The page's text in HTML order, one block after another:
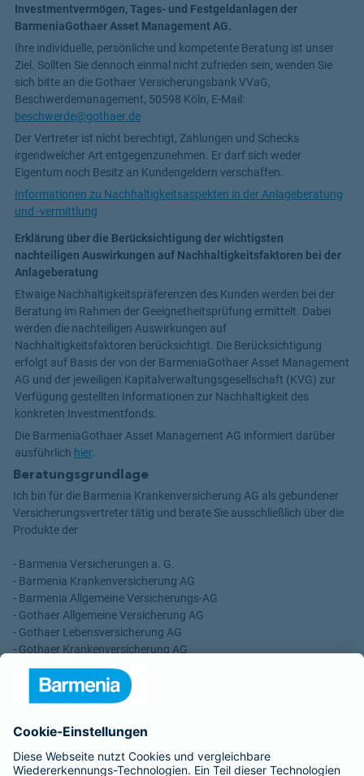
Investmentvermögen, Tages- und Festgeldanlagen der
BarmeniaGothaer Asset Management AG.
Ihre individuelle, persönliche und kompetente Beratung ist unser
Ziel. Sollten Sie dennoch einmal nicht zufrieden sein, wenden Sie
sich bitte an die Gothaer Versicherungsbank VVaG,
Beschwerdemanagement, 50598 Köln, E-Mail:
beschwerde@gothaer.de
Der Vertreter ist nicht berechtigt, Zahlungen und Schecks
irgendwelcher Art entgegenzunehmen. Er darf sich weder
Eigentum noch Besitz an Kundengeldern verschaffen.
Informationen zu Nachhaltigkeitsaspekten in der Anlageberatung
und -vermittlung
Erklärung über die Berücksichtigung der wichtigsten
nachteiligen Auswirkungen auf Nachhaltigkeitsfaktoren bei der
Anlageberatung
Etwaige Nachhaltigkeitspräferenzen des Kunden werden bei der
Beratung im Rahmen der Geeignetheitsprüfung ermittelt. Dabei
werden die nachteiligen Auswirkungen auf
Nachhaltigkeitsfaktoren berücksichtigt. Die Berücksichtigung
erfolgt auf Basis der von der BarmeniaGothaer Asset Management
AG und der jeweiligen Kapitalverwaltungsgesellschaft (KVG) zur
Verfügung gestellten Informationen zur Nachhaltigkeit des
konkreten Investmentfonds.
Die BarmeniaGothaer Asset Management AG informiert darüber
ausführlich hier.
Beratungsgrundlage
Ich bin für die Barmenia Krankenversicherung AG als gebundener
Versicherungsvertreter tätig und berate Sie ausschließlich über die
Produkte der
- Barmenia Versicherungen a. G.
- Barmenia Krankenversicherung AG
- Barmenia Allgemeine Versicherungs-AG
- Gothaer Allgemeine Versicherung AG
- Gothaer Lebensversicherung AG
- Gothaer Krankenversicherung AG
- ROLAND Rechtsschutz-Versicherungs-AG
- ROLAND Schutzbrief-Versicherung AG
Vergütungen, die in der zu entrichtenden Versicherungsprämie
enthalten sind.